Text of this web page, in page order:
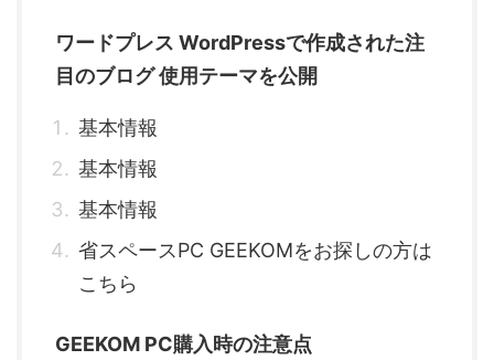
ワードプレス WordPressで作成された注
目のブログ 使用テーマを公開
基本情報
基本情報
基本情報
省スペースPC GEEKOMをお探しの方は
こちら
GEEKOM PC購入時の注意点